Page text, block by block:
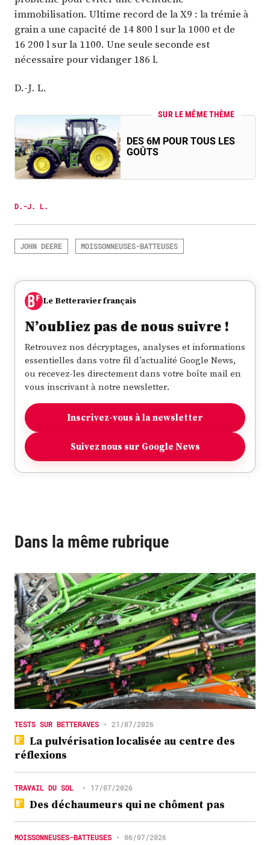
immobilisation. Ultime record de la X9 : la trémie à
grain a une capacité de 14 800 l sur la 1000 et de
16 200 l sur la 1100. Une seule seconde est
nécessaire pour vidanger 186 l.
D.-J. L.
SUR LE MÊME THÈME
DES 6M POUR TOUS LES
GOÛTS
D.-J. L.
JOHN DEERE MOISSONNEUSES-BATTEUSES
Le Betteravier français
N’oubliez pas de nous suivre !
Retrouvez nos décryptages, analyses et informations
essentielles dans votre fil d’actualité Google News,
ou recevez-les directement dans votre boîte mail en
vous inscrivant à notre newsletter.
Inscrivez-vous à la newsletter
Suivez nous sur Google News
Dans la même rubrique
TESTS SUR BETTERAVES • 21/07/2026
La pulvérisation localisée au centre des
réflexions
TRAVAIL DU SOL • 17/07/2026
Des déchaumeurs qui ne chôment pas
MOISSONNEUSES-BATTEUSES • 06/07/2026